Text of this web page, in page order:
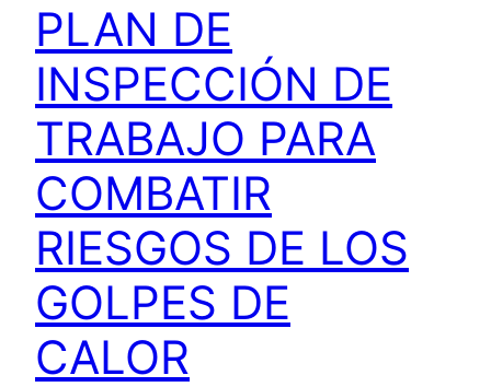
PLAN DE
INSPECCIÓN DE
TRABAJO PARA
COMBATIR
RIESGOS DE LOS
GOLPES DE
CALOR